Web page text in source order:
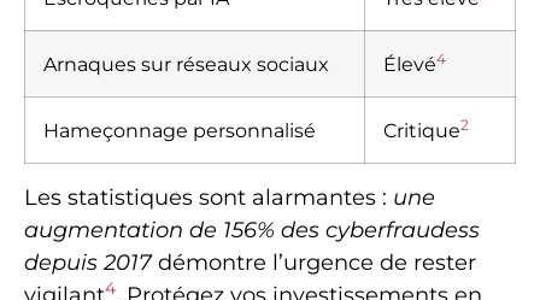
Arnaques sur réseaux sociaux Élevé4
Hameçonnage personnalisé Critique2
Les statistiques sont alarmantes : une
augmentation de 156% des cyberfraudess
depuis 2017démontre l’urgence de rester
4